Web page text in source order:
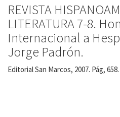
REVISTA
LITERATURA 7-8.
Internacional a
Jorge Padrón.
Editorial San Marcos, 2007. Pág,